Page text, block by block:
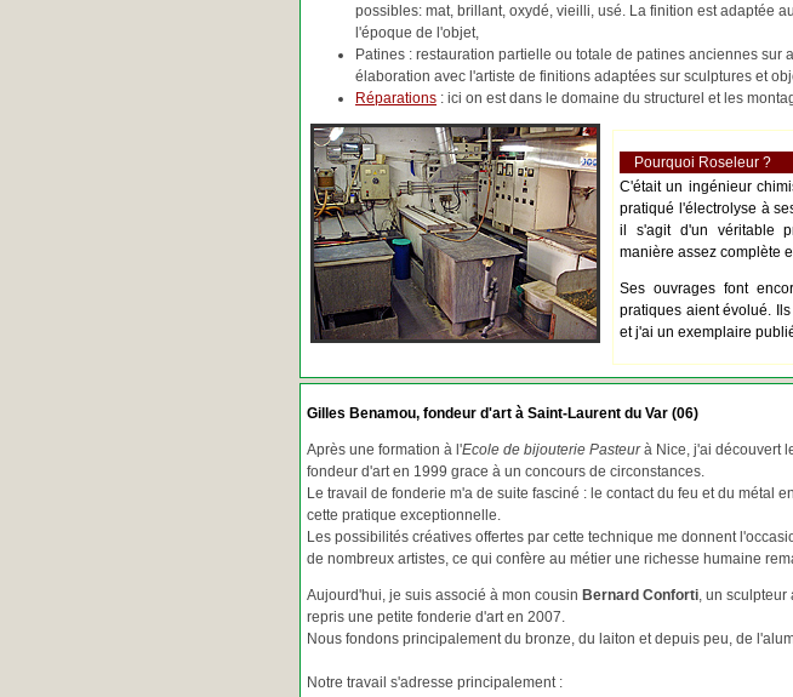
possibles: mat, brillant, oxydé, vieilli, usé. La finition est adaptée
l'époque de l'objet,
Patines : restauration partielle ou totale de patines anciennes sur
élaboration avec l'artiste de finitions adaptées sur sculptures et
Réparations : ici on est dans le domaine du structurel et les
Pourquoi Roseleur ?
C'était un ingénieur
pratiqué l'électrolyse à
il s'agit d'un véritable
manière assez complète
Ses ouvrages font
pratiques aient évolué.
et j'ai un exemplaire
Gilles Benamou, fondeur d'art à Saint-Laurent du Var (06)
Après une formation à l'Ecole de bijouterie Pasteurà Nice, j'ai découvert
fondeur d'art en 1999 grace à un concours de circonstances.
Le travail de fonderie m'a de suite fasciné : le contact du feu et du métal
cette pratique exceptionnelle.
Les possibilités créatives offertes par cette technique me donnent
de nombreux artistes, ce qui confère au métier une richesse humaine
Aujourd'hui, je suis associé à mon cousin Bernard Conforti, un sculpteur
repris une petite fonderie d'art en 2007.
Nous fondons principalement du bronze, du laiton et depuis peu, de
Notre travail s'adresse principalement :